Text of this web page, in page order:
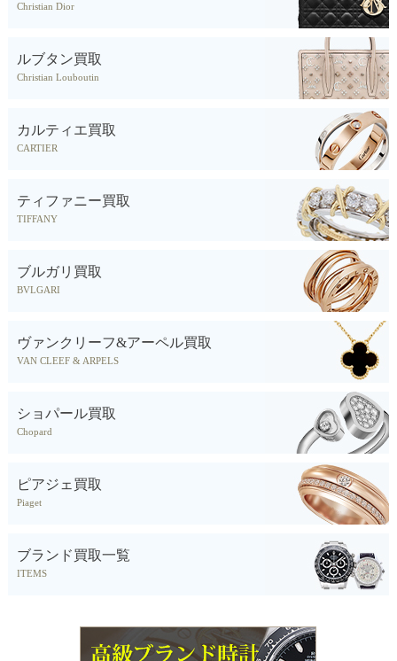
Christian Dior
ルブタン買取
Christian Louboutin
カルティエ買取
CARTIER
ティファニー買取
TIFFANY
ブルガリ買取
BVLGARI
ヴァンクリーフ&アーペル買取
VAN CLEEF & ARPELS
ショパール買取
Chopard
ピアジェ買取
Piaget
ブランド買取一覧
ITEMS